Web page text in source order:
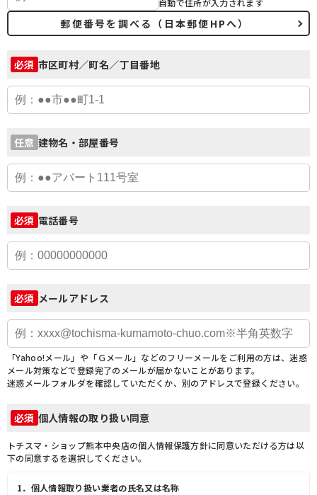
自動で住所が入力されます
郵便番号を調べる（日本郵便HPへ）
必須 市区町村／町名／丁目番地
任意 建物名・部屋番号
必須 電話番号
必須 メールアドレス
「Yahoo!メール」や「Ｇメール」などのフリーメールをご利用の方は、迷惑
メール対策などで登録完了のメールが届かないことがあります。
迷惑メールフォルダを確認していただくか、別のアドレスで登録ください。
必須 個人情報の取り扱い同意
トチスマ・ショップ熊本中央店の個人情報保護方針に同意いただける方は以
下の同意するを選択してください。
1．個人情報取り扱い業者の氏名又は名称